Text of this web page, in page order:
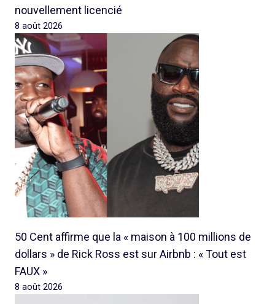
nouvellement licencié
8 août 2026
50 Cent affirme que la « maison à 100 millions de
dollars » de Rick Ross est sur Airbnb : « Tout est
FAUX »
8 août 2026